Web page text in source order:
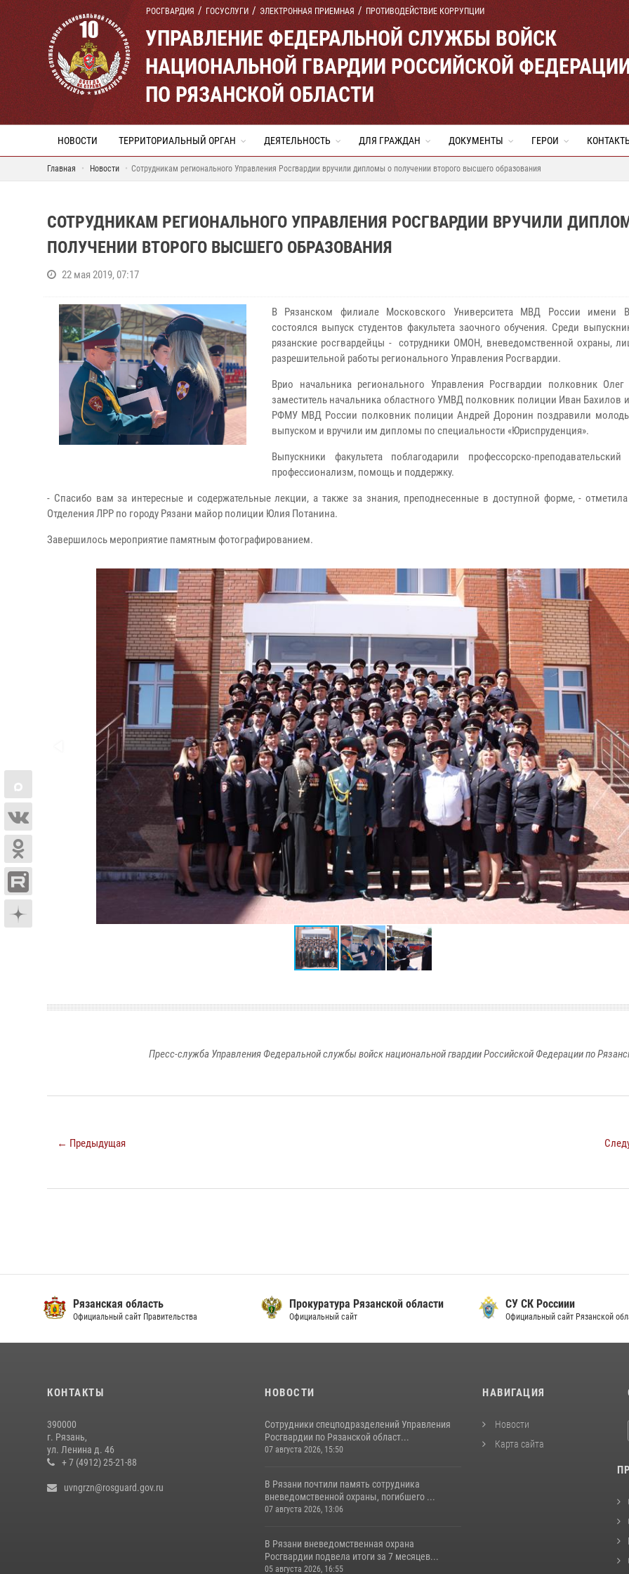
РОСГВАРДИЯ ГОСУСЛУГИ ЭЛЕКТРОННАЯ ПРИЕМНАЯ ПРОТИВОДЕЙСТВИЕ КОРРУПЦИИ
УПРАВЛЕНИЕ ФЕДЕРАЛЬНОЙ СЛУЖБЫ ВОЙСК
НАЦИОНАЛЬНОЙ ГВАРДИИ РОССИЙСКОЙ
ПО РЯЗАНСКОЙ ОБЛАСТИ
НОВОСТИ ТЕРРИТОРИАЛЬНЫЙ ОРГАН ДЕЯТЕЛЬНОСТЬ ДЛЯ ГРАЖДАН ДОКУМЕНТЫ ГЕРОИ
Главная Новости Сотрудникам регионального Управления Росгвардии вручили дипломы о получении второго высшего образования
СОТРУДНИКАМ РЕГИОНАЛЬНОГО УПРАВЛЕНИЯ РОСГВАРДИИ ВРУЧИЛИ
ПОЛУЧЕНИИ ВТОРОГО ВЫСШЕГО ОБРАЗОВАНИЯ
22 мая 2019, 07:17
В Рязанском филиале Московского Университета МВД России имени
состоялся выпуск студентов факультета заочного обучения. Среди
рязанские росгвардейцы - сотрудники ОМОН, вневедомственной охраны,
разрешительной работы регионального Управления Росгвардии.
Врио начальника регионального Управления Росгвардии полковник
заместитель начальника областного УМВД полковник полиции Иван Бахилов
РФМУ МВД России полковник полиции Андрей Доронин поздравили
выпуском и вручили им дипломы по специальности «Юриспруденция».
Выпускники факультета поблагодарили профессорско-
профессионализм, помощь и поддержку.
- Спасибо вам за интересные и содержательные лекции, а также за знания, преподнесенные в доступной форме, -
Отделения ЛРР по городу Рязани майор полиции Юлия Потанина.
Завершилось мероприятие памятным фотографированием.
Пресс-служба Управления Федеральной службы войск национальной гвардии Российской Федерации по
← Предыдущая
Рязанская область
Официальный сайт Правительства
Прокуратура Рязанской области
Официальный сайт
СУ СК Россиии
Официальный сайт Рязанской
КОНТАКТЫ
390000
г. Рязань,
ул. Ленина д. 46
+ 7 (4912) 25-21-88
uvngrzn@rosguard.gov.ru
НОВОСТИ
Сотрудники спецподразделений Управления
Росгвардии по Рязанской област...
07 августа 2026, 15:50
В Рязани почтили память сотрудника
вневедомственной охраны, погибшего ...
07 августа 2026, 13:06
В Рязани вневедомственная охрана
Росгвардии подвела итоги за 7 месяцев...
05 августа 2026, 16:55
НАВИГАЦИЯ
Новости
Карта сайта